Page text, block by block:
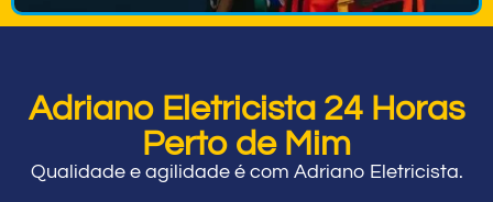
Adriano Eletricista 24 Horas
Perto de Mim
Qualidade e agilidade é com Adriano Eletricista.